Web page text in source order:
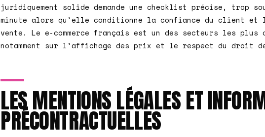
juridiquement solide demande une checklist précise, trop
minute alors qu'elle conditionne la confiance du client et
vente. Le e-commerce français est un des secteurs les plus
notamment sur l'affichage des prix et le respect du droit
LES MENTIONS LÉGALES ET
PRÉCONTRACTUELLES